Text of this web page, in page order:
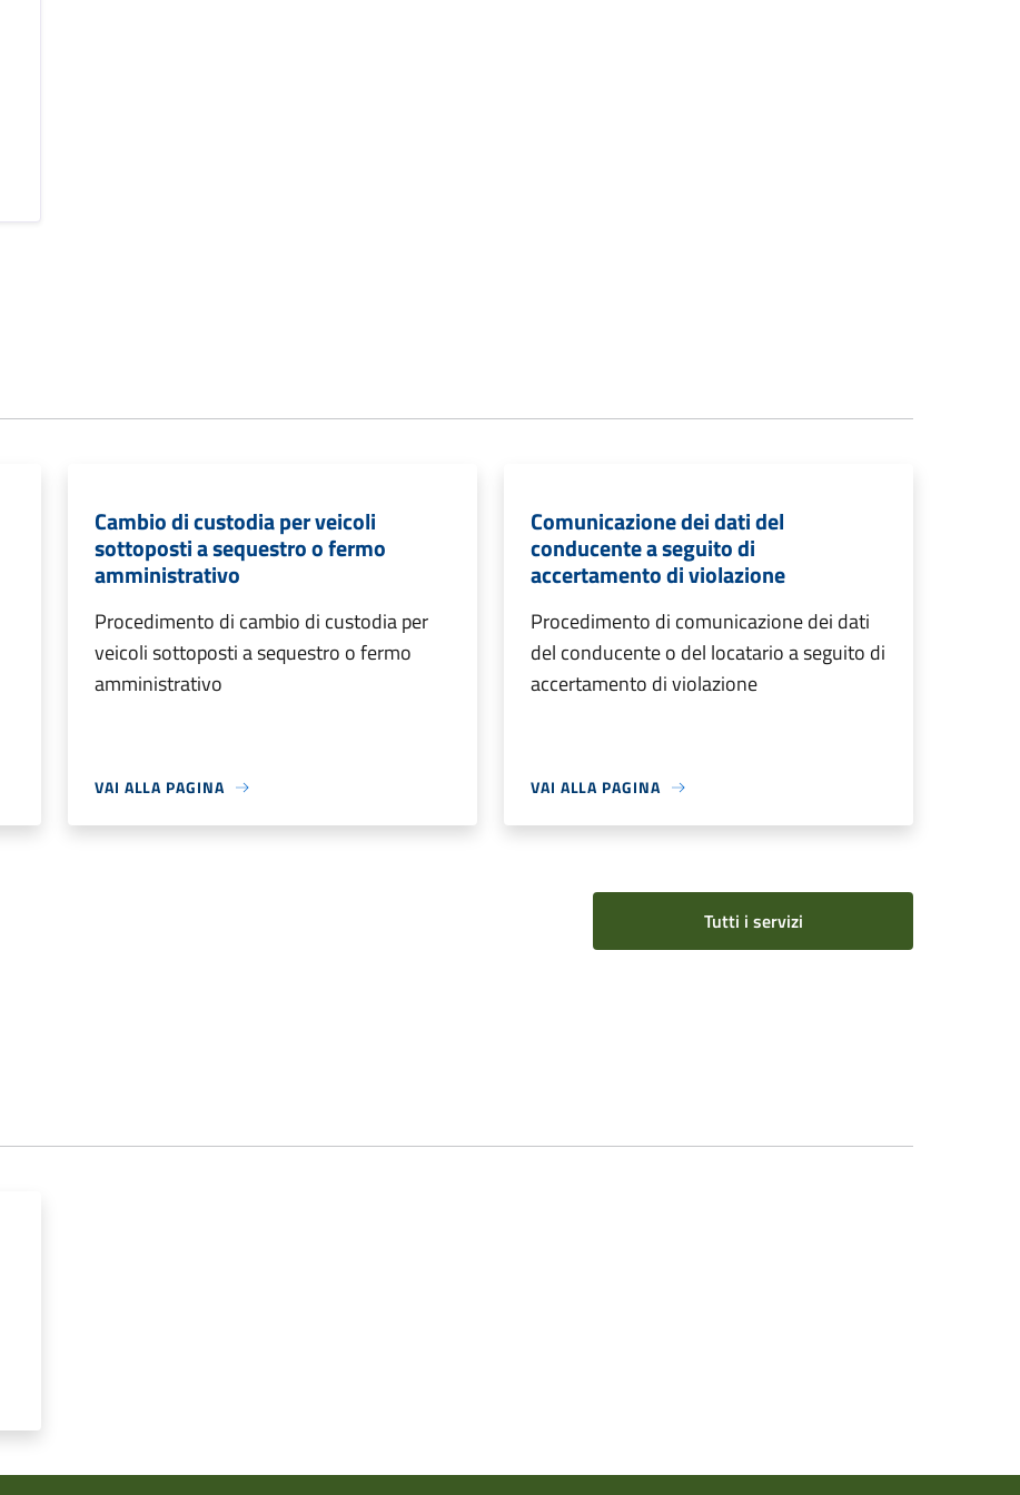
Cambio di custodia per veicoli
sottoposti a sequestro o fermo
amministrativo
Procedimento di cambio di custodia per
veicoli sottoposti a sequestro o fermo
amministrativo
VAI ALLA PAGINA
Comunicazione dei dati del
conducente a seguito di
accertamento di violazione
Procedimento di comunicazione dei dati
del conducente o del locatario a seguito di
accertamento di violazione
VAI ALLA PAGINA
Tutti i servizi